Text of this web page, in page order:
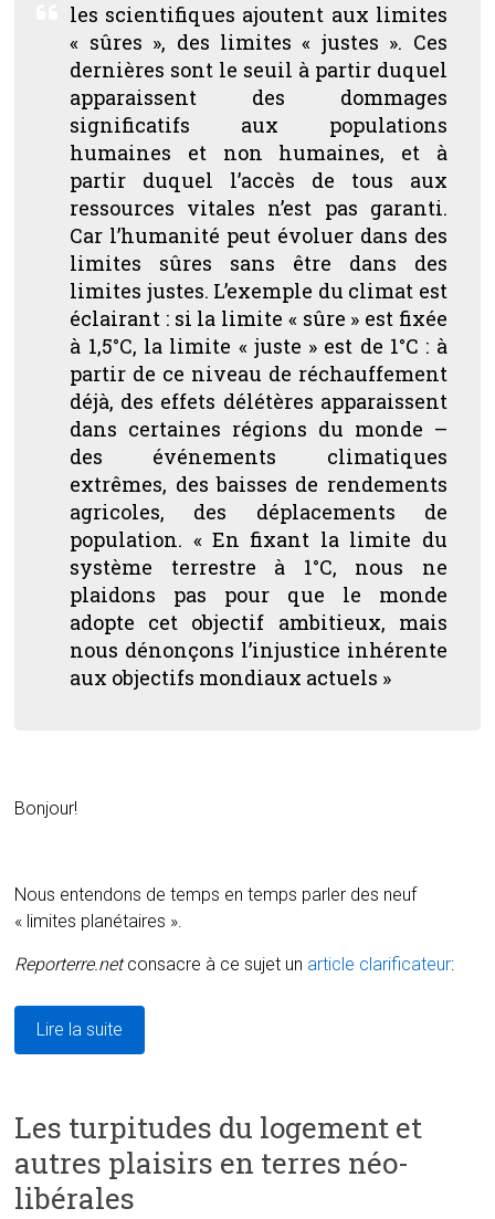
les scientifiques ajoutent aux limites
« sûres », des limites « justes ». Ces
dernières sont le seuil à partir duquel
apparaissent des dommages
significatifs aux populations
humaines et non humaines, et à
partir duquel l’accès de tous aux
ressources vitales n’est pas garanti.
Car l’humanité peut évoluer dans des
limites sûres sans être dans des
limites justes. L’exemple du climat est
éclairant : si la limite « sûre » est fixée
à 1,5°C, la limite « juste » est de 1°C : à
partir de ce niveau de réchauffement
déjà, des effets délétères apparaissent
dans certaines régions du monde –
des événements climatiques
extrêmes, des baisses de rendements
agricoles, des déplacements de
population. « En fixant la limite du
système terrestre à 1°C, nous ne
plaidons pas pour que le monde
adopte cet objectif ambitieux, mais
nous dénonçons l’injustice inhérente
aux objectifs mondiaux actuels »
Bonjour!
Nous entendons de temps en temps parler des neuf
« limites planétaires ».
Reporterre.netconsacre à ce sujet un article clarificateur:
Lire la suite
Les turpitudes du logement et
autres plaisirs en terres néo-
libérales